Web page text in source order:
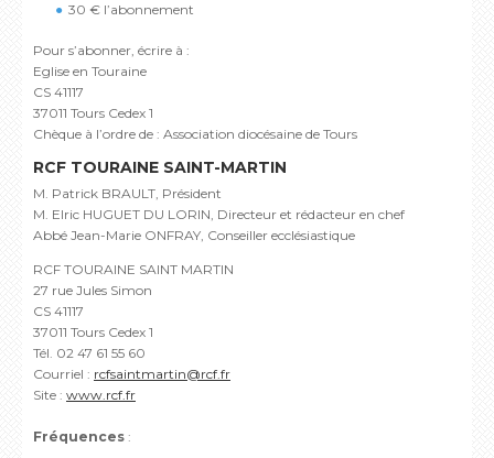
30 € l’abonnement
Pour s’abonner, écrire à :
Eglise en Touraine
CS 41117
37011 Tours Cedex 1
Chèque à l’ordre de : Association diocésaine de Tours
RCF TOURAINE SAINT-MARTIN
M. Patrick BRAULT, Président
M. Elric HUGUET DU LORIN, Directeur et rédacteur en chef
Abbé Jean-Marie ONFRAY, Conseiller ecclésiastique
RCF TOURAINE SAINT MARTIN
27 rue Jules Simon
CS 41117
37011 Tours Cedex 1
Tél. 02 47 61 55 60
Courriel : rcfsaintmartin@rcf.fr
Site : www.rcf.fr
Fréquences :